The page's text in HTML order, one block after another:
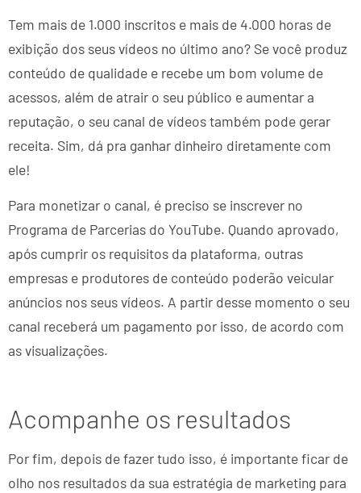
Tem mais de 1.000 inscritos e mais de 4.000 horas de
exibição dos seus vídeos no último ano? Se você produz
conteúdo de qualidade e recebe um bom volume de
acessos, além de atrair o seu público e aumentar a
reputação, o seu canal de vídeos também pode gerar
receita. Sim, dá pra ganhar dinheiro diretamente com
ele!
Para monetizar o canal, é preciso se inscrever no
Programa de Parcerias do YouTube. Quando aprovado,
após cumprir os requisitos da plataforma, outras
empresas e produtores de conteúdo poderão veicular
anúncios nos seus vídeos. A partir desse momento o seu
canal receberá um pagamento por isso, de acordo com
as visualizações.
Acompanhe os resultados
Por fim, depois de fazer tudo isso, é importante ficar de
olho nos resultados da sua estratégia de marketing para